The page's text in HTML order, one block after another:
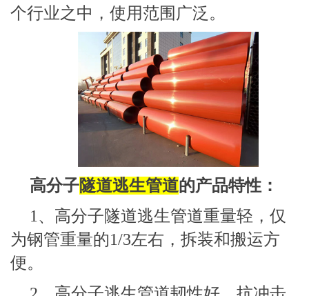
个行业之中，使用范围广泛。
高分子隧道逃生管道的产品特性：
1、高分子隧道逃生管道重量轻，仅
为钢管重量的1/3左右，拆装和搬运方
便。